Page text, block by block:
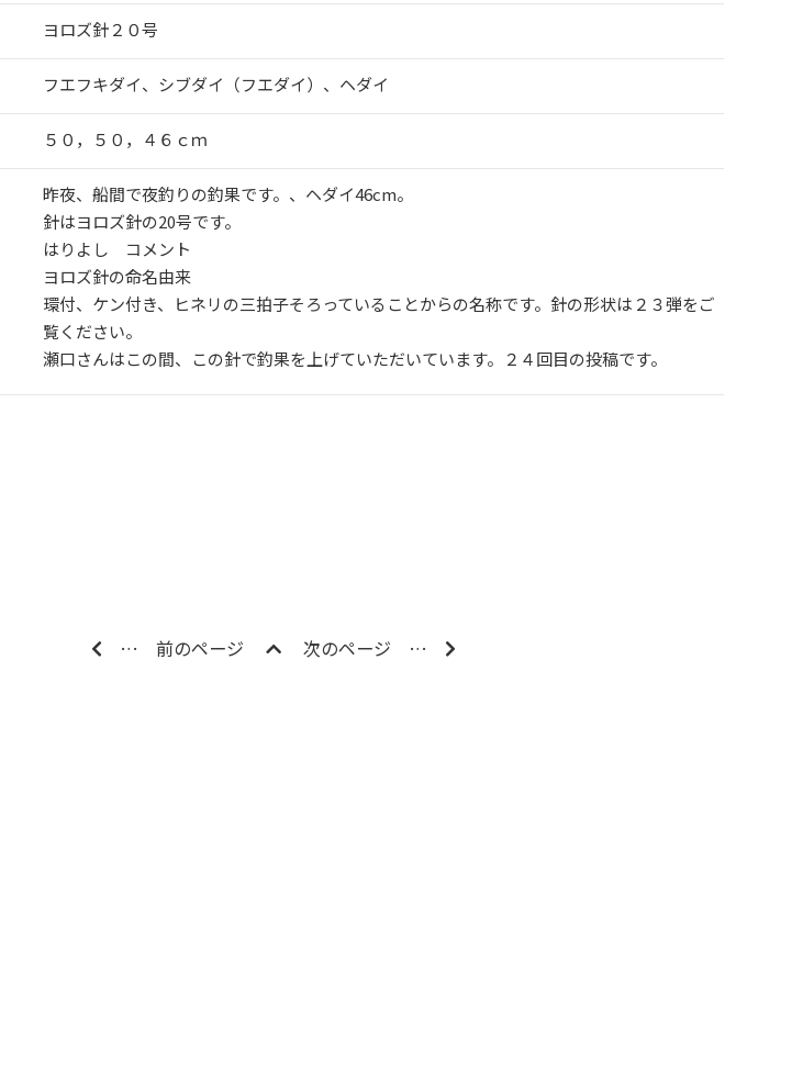
ヨロズ針２０号
フエフキダイ、シブダイ（フエダイ）、ヘダイ
５０，５０，４６ｃｍ
昨夜、船間で夜釣りの釣果です。、ヘダイ46cm。
針はヨロズ針の20号です。
はりよし コメント
ヨロズ針の命名由来
環付、ケン付き、ヒネリの三拍子そろっていることからの名称です。針の形状は２３弾をご
覧ください。
瀬口さんはこの間、この針で釣果を上げていただいています。２４回目の投稿です。
… 前のページ 次のページ …